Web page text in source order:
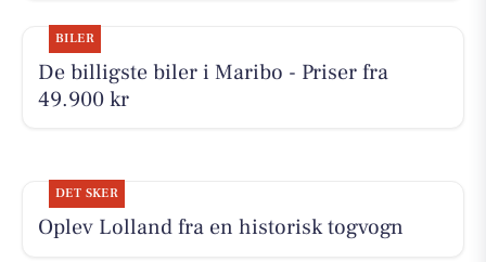
BILER
De billigste biler i Maribo - Priser fra
49.900 kr
DET SKER
Oplev Lolland fra en historisk togvogn